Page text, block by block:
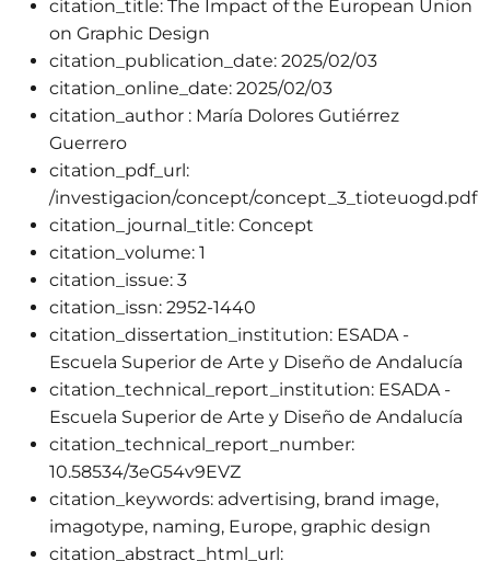
citation_title: The Impact of the European Union
on Graphic Design
citation_publication_date: 2025/02/03
citation_online_date: 2025/02/03
citation_author : María Dolores Gutiérrez
Guerrero
citation_pdf_url:
/investigacion/concept/concept_3_tioteuogd.pdf
citation_journal_title: Concept
citation_volume: 1
citation_issue: 3
citation_issn: 2952-1440
citation_dissertation_institution: ESADA -
Escuela Superior de Arte y Diseño de Andalucía
citation_technical_report_institution: ESADA -
Escuela Superior de Arte y Diseño de Andalucía
citation_technical_report_number:
10.58534/3eG54v9EVZ
citation_keywords: advertising, brand image,
imagotype, naming, Europe, graphic design
citation_abstract_html_url: